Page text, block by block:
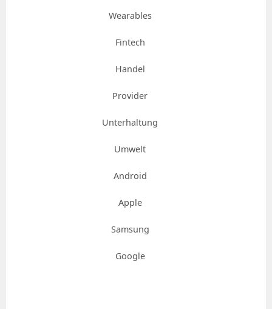
Wearables
Fintech
Handel
Provider
Unterhaltung
Umwelt
Android
Apple
Samsung
Google